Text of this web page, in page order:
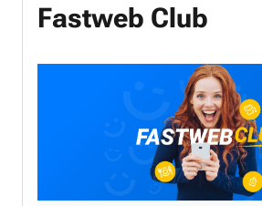
Fastweb Club